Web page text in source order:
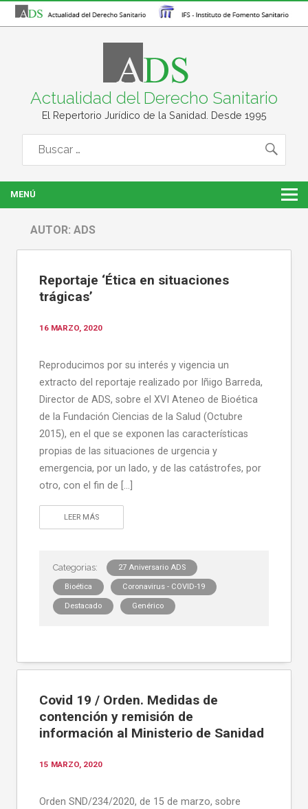
Actualidad del Derecho Sanitario
El Repertorio Jurídico de la Sanidad. Desde 1995
MENÚ
AUTOR: ADS
Reportaje ‘Ética en situaciones
trágicas’
16 MARZO, 2020
Reproducimos por su interés y vigencia un
extracto del reportaje realizado por Iñigo Barreda,
Director de ADS, sobre el XVI Ateneo de Bioética
de la Fundación Ciencias de la Salud (Octubre
2015), en el que se exponen las características
propias de las situaciones de urgencia y
emergencia, por un lado, y de las catástrofes, por
otro, con el fin de […]
LEER MÁS
27 Aniversario ADS
Bioética Coronavirus - COVID-19
Destacado Genérico
Covid 19 / Orden. Medidas de
contención y remisión de
información al Ministerio de Sanidad
15 MARZO, 2020
Orden SND/234/2020, de 15 de marzo, sobre